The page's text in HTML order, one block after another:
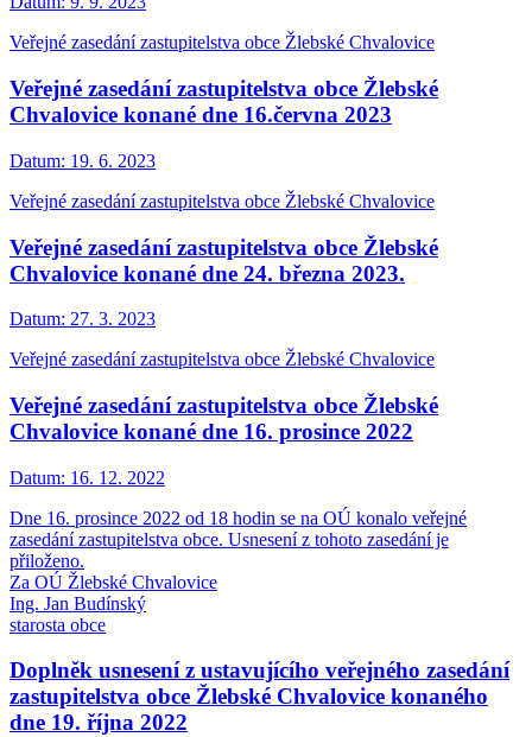
Veřejné zasedání zastupitelstva obce Žlebské Chvalovice
Veřejné zasedání zastupitelstva obce Žlebské
Chvalovice konané dne 16.června 2023
Datum: 19. 6. 2023
Veřejné zasedání zastupitelstva obce Žlebské Chvalovice
Veřejné zasedání zastupitelstva obce Žlebské
Chvalovice konané dne 24. března 2023.
Datum: 27. 3. 2023
Veřejné zasedání zastupitelstva obce Žlebské Chvalovice
Veřejné zasedání zastupitelstva obce Žlebské
Chvalovice konané dne 16. prosince 2022
Datum: 16. 12. 2022
Dne 16. prosince 2022 od 18 hodin se na OÚ konalo veřejné
zasedání zastupitelstva obce. Usnesení z tohoto zasedání je
přiloženo.
Za OÚ Žlebské Chvalovice
Ing. Jan Budínský
starosta obce
Doplněk usnesení z ustavujícího veřejného zasedání
zastupitelstva obce Žlebské Chvalovice konaného
dne 19. října 2022